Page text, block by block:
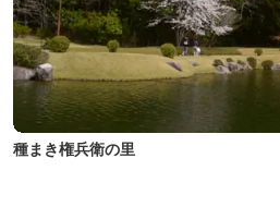
種まき権兵衛の里